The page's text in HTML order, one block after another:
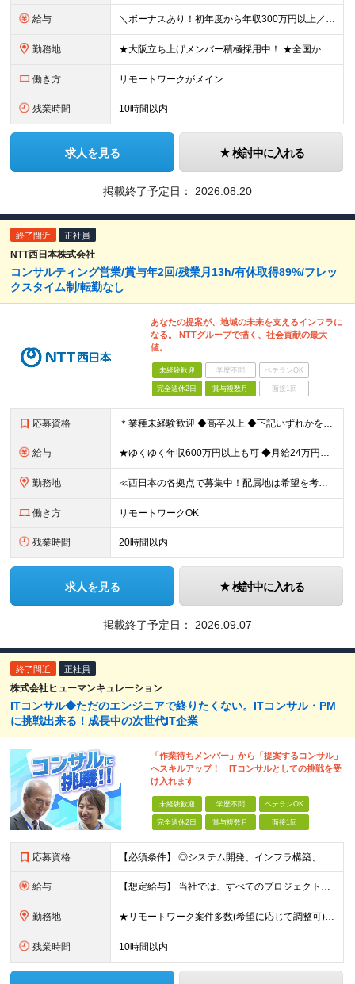
給与 ＼ボーナスあり！初年度から年収300万円以上／ ■月給24万2,200円～35万円＋賞与＋各種手当 ※経験・年齢・能力等を考慮し決定いたします。 ※試用期間中（3カ月）は契約社員で、月給21万円＋諸
勤務地 ★大阪立ち上げメンバー積極採用中！ ★全国から完全在宅ワークOK お住まいでのリモートワーク、または首都圏（東京・神奈川・埼玉・千葉）・大阪のプロジェクト先での勤務となります。 ※転勤はありません
働き方 リモートワークがメイン
残業時間 10時間以内
求人を見る 検討中に入れる
掲載終了予定日： 2026.08.20
終了間近 正社員
NTT西日本株式会社
コンサルティング営業/賞与年2回/残業月13h/有休取得89%/フレッ
クスタイム制/転勤なし
あなたの提案が、地域の未来を支えるインフラに
なる。 NTTグループで描く、社会貢献の最大
値。
未経験歓迎 学歴不問 ベテランOK
完全週休2日 賞与複数月 面接1回
応募資格 ＊業種未経験歓迎 ◆高卒以上 ◆下記いずれかを満たす方 【1】IT・通信関連の業務経験がある方 【2】IT・通信関連の資格を保有 【3】法人営業経験がある方 ※【1】の具体例 ・企業でITエンジ
給与 ★ゆくゆく年収600万円以上も可 ◆月給24万円～30万円 （時間外手当10h/月約2万円含む） ※残業代超過分は別途全額支給いたします ※経験/資格に応じて、手当（月給に加算）が支給されます ※試
勤務地 ≪西日本の各拠点で募集中！配属地は希望を考慮≫ ★転勤なし★UIターン可 【関西】和歌山・京都・滋賀・兵庫 【東海】愛知・静岡・岐阜・三重 【北陸】石川・富山・福井 【中国】広島・岡山・島根・鳥取・
働き方 リモートワークOK
残業時間 20時間以内
求人を見る 検討中に入れる
掲載終了予定日： 2026.09.07
終了間近 正社員
株式会社ヒューマンキュレーション
ITコンサル◆ただのエンジニアで終りたくない。ITコンサル・PM
に挑戦出来る！成長中の次世代IT企業
「作業待ちメンバー」から「提案するコンサル」
へスキルアップ！ ITコンサルとしての挑戦を受
け入れます
未経験歓迎 学歴不問 ベテランOK
完全週休2日 賞与複数月 面接1回
応募資格 【必須条件】 ◎システム開発、インフラ構築、運用保守など、いずれかのIT実務経験（1年以上） ※言語・環境不問（Java／C#／Python／AWS／Azureなど歓迎） ◎（IT業界、プ
給与 【想定給与】 当社では、すべてのプロジェクトで受注単価を完全開示。 給与はその単価に連動し、還元率は80％以上を保証しています。 経験・スキル・貢献度に応じて報酬を正当に評価し、前職年収の
勤務地 ★リモートワーク案件多数(希望に応じて調整可) ★勤務地は希望を考慮します ★転勤はありません ★U・Iターンも歓迎です！ 関西エリア(大阪・兵庫・京都・滋賀・奈良・和歌山)の取引先、または本社での
残業時間 10時間以内